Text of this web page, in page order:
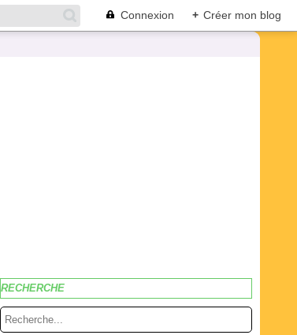
Connexion + Créer mon blog
RECHERCHE